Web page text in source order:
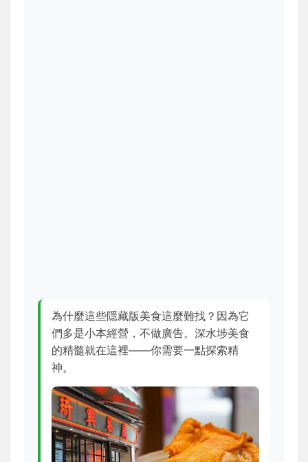
為什麼這些隱藏版美食這麼難找？因為它
們多是小本經營，不做廣告。深水埗美食
的精髓就在這裡——你需要一點探索精
神。